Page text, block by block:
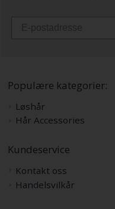
Populære kategorier:
Løshår
Hår Accessories
Kundeservice
Kontakt oss
Handelsvilkår